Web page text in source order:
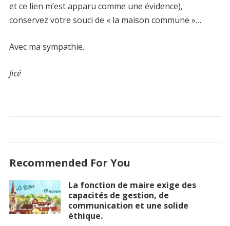
et ce lien m’est apparu comme une évidence),
conservez votre souci de « la maison commune »…
Avec ma sympathie.
Jicé
Recommended For You
La fonction de maire exige des
capacités de gestion, de
communication et une solide
éthique.